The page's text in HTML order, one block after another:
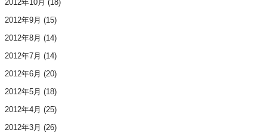
2012年10月 (18)
2012年9月 (15)
2012年8月 (14)
2012年7月 (14)
2012年6月 (20)
2012年5月 (18)
2012年4月 (25)
2012年3月 (26)